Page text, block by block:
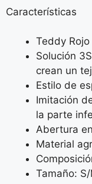
Características
Teddy
Solución
crean un
Estilo de
Imitación
la parte
Abertura
Material
Tamaño: